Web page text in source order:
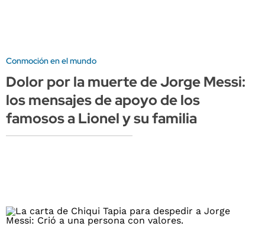
Conmoción en el mundo
Dolor por la muerte de Jorge Messi:
los mensajes de apoyo de los
famosos a Lionel y su familia